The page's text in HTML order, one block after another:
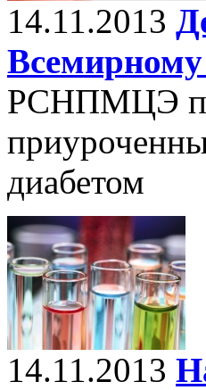
14.11.2013
РСНПМЦЭ
диабетом
14.11.2013